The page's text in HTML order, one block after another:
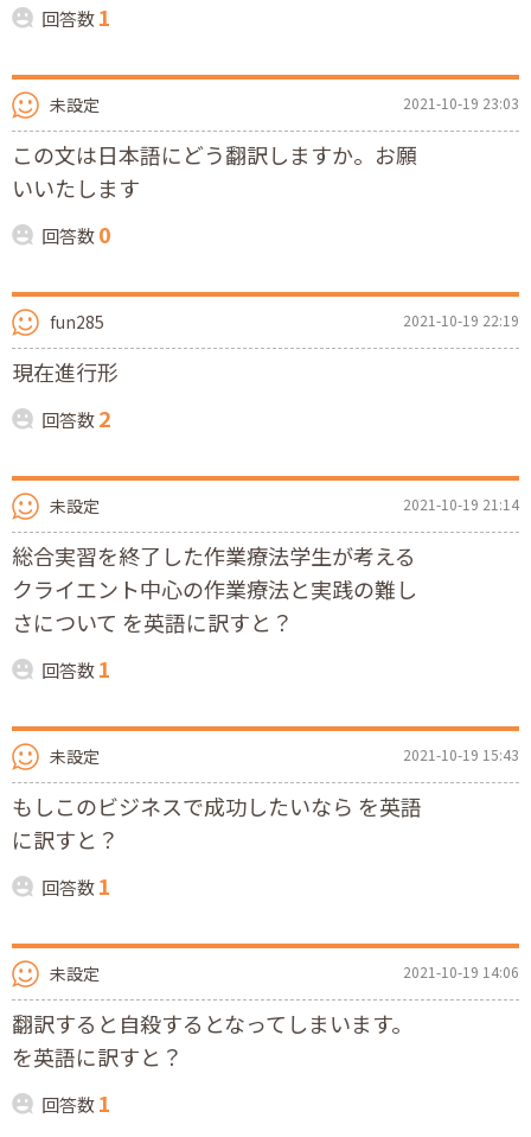
回答数1
未設定 2021-10-19 23:03
この文は日本語にどう翻訳しますか。お願
いいたします
回答数0
fun285 2021-10-19 22:19
現在進行形
回答数2
未設定 2021-10-19 21:14
総合実習を終了した作業療法学生が考える
クライエント中心の作業療法と実践の難し
さについて を英語に訳すと？
回答数1
未設定 2021-10-19 15:43
もしこのビジネスで成功したいなら を英語
に訳すと？
回答数1
未設定 2021-10-19 14:06
翻訳すると自殺するとなってしまいます。
を英語に訳すと？
回答数1